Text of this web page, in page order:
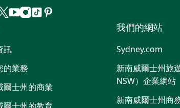
嘰
喳
喳
Youtube
Instagram
抖 Pinterest
訊
的業務
爾士州的商業
我們的網站
Sydney.com
新南威爾士州旅
NSW）企業網站
新南威爾士州商